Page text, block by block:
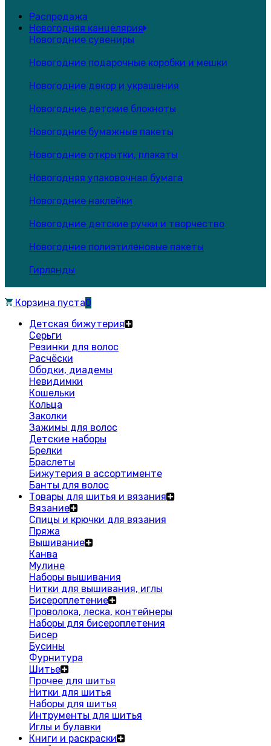
Распродажа
Новогодняя канцелярия
Новогодние сувениры
Новогодние подарочные коробки и мешки
Новогодние декор и украшения
Новогодние детские блокноты
Новогодние бумажные пакеты
Новогодние открытки, плакаты
Новогодняя упаковочная бумага
Новогодние наклейки
Новогодние детские ручки и творчество
Новогодние полиэтиленовые пакеты
Гирлянды
Корзина пуста0
Детская бижутерия
Серьги
Резинки для волос
Расчёски
Ободки, диадемы
Невидимки
Кошельки
Кольца
Заколки
Зажимы для волос
Детские наборы
Брелки
Браслеты
Бижутерия в ассортименте
Банты для волос
Товары для шитья и вязания
Вязание
Спицы и крючки для вязания
Пряжа
Вышивание
Канва
Мулине
Наборы вышивания
Нитки для вышивания, иглы
Бисероплетение
Проволока, леска, контейнеры
Наборы для бисероплетения
Бисер
Бусины
Фурнитура
Шитье
Прочее для шитья
Нитки для шитья
Наборы для шитья
Интрументы для шитья
Иглы и булавки
Книги и раскраски